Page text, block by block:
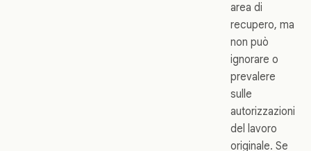
area di
recupero, ma
non può
ignorare o
prevalere
sulle
autorizzazioni
del lavoro
originale. Se